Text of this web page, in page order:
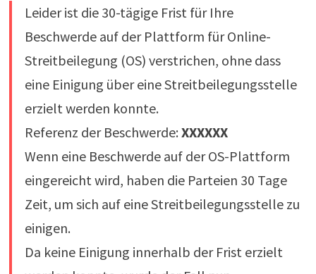
Leider ist die 30-tägige Frist für Ihre
Beschwerde auf der Plattform für Online-
Streitbeilegung (OS) verstrichen, ohne dass
eine Einigung über eine Streitbeilegungsstelle
erzielt werden konnte.
Referenz der Beschwerde: XXXXXX
Wenn eine Beschwerde auf der OS-Plattform
eingereicht wird, haben die Parteien 30 Tage
Zeit, um sich auf eine Streitbeilegungsstelle zu
einigen.
Da keine Einigung innerhalb der Frist erzielt